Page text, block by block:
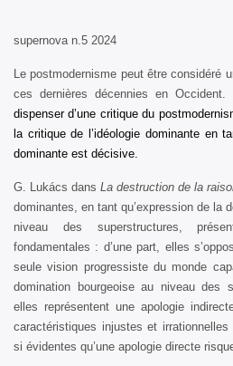
supernova n.5 2024
Le postmodernisme peut être considéré
ces dernières décennies en Occident.
dispenser d’une critique du
la critique de l’idéologie dominante en
dominante est décisive.
G. Lukács dans La destruction de la
dominantes, en tant qu’expression de la
niveau des superstructures,
fondamentales : d’une part, elles
seule vision progressiste du monde
domination bourgeoise au niveau des
elles représentent une apologie
caractéristiques injustes et
si évidentes qu’une apologie directe